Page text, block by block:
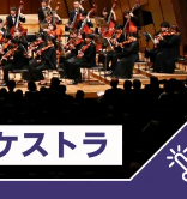
for Social Good
ふるさと納税